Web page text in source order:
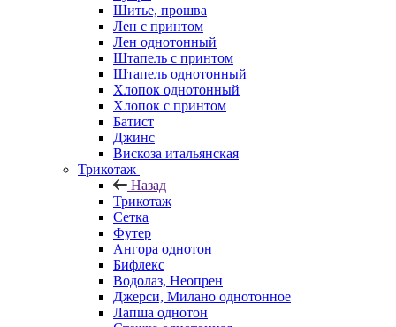
Шитье, прошва
Лен с принтом
Лен однотонный
Штапель с принтом
Штапель однотонный
Хлопок однотонный
Хлопок с принтом
Батист
Джинс
Вискоза итальянская
Трикотаж
Назад
Трикотаж
Сетка
Футер
Ангора однотон
Бифлекс
Водолаз, Неопрен
Джерси, Милано однотонное
Лапша однотон